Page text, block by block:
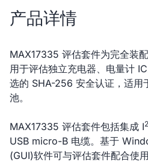
产品详情
MAX17335 评估套件为完全装
用于评估独立充电器、电量计
选的 SHA-256 安全认证，适用
池。
MAX17335 评估套件包括集成 I2
USB micro-B 电缆。基于
(GUI)软件可与评估套件配合使